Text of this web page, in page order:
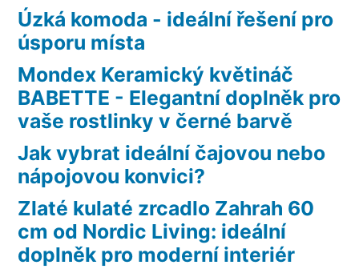
Úzká komoda - ideální řešení pro
úsporu místa
Mondex Keramický květináč
BABETTE - Elegantní doplněk pro
vaše rostlinky v černé barvě
Jak vybrat ideální čajovou nebo
nápojovou konvici?
Zlaté kulaté zrcadlo Zahrah 60
cm od Nordic Living: ideální
doplněk pro moderní interiér